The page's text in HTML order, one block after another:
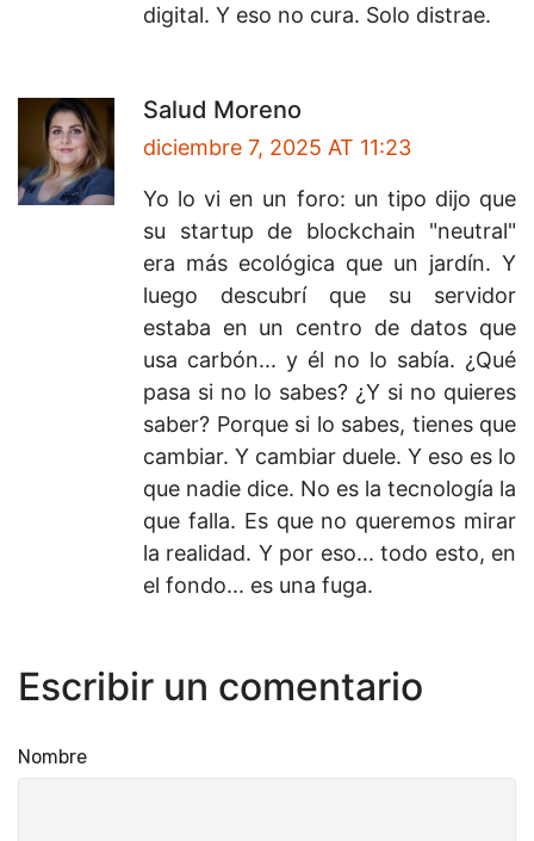
digital. Y eso no cura. Solo distrae.
Salud Moreno
diciembre 7, 2025 AT 11:23
Yo lo vi en un foro: un tipo dijo que
su startup de blockchain "neutral"
era más ecológica que un jardín. Y
luego descubrí que su servidor
estaba en un centro de datos que
usa carbón... y él no lo sabía. ¿Qué
pasa si no lo sabes? ¿Y si no quieres
saber? Porque si lo sabes, tienes que
cambiar. Y cambiar duele. Y eso es lo
que nadie dice. No es la tecnología la
que falla. Es que no queremos mirar
la realidad. Y por eso... todo esto, en
el fondo... es una fuga.
Escribir un comentario
Nombre